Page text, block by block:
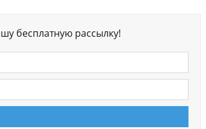
бесплатную рассылку!